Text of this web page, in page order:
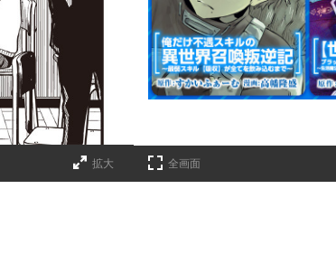
拡大 全画面